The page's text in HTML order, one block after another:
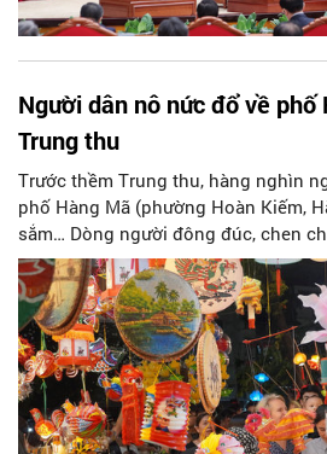
Người dân nô nức đổ về phố
Trung thu
Trước thềm Trung thu, hàng nghìn
phố Hàng Mã (phường Hoàn Kiếm,
sắm… Dòng người đông đúc, chen
một.